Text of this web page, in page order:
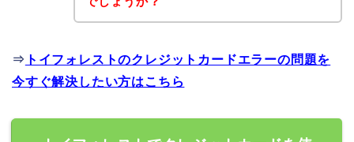
⇒ トイフォレストのクレジットカードエラーの問題を
今すぐ解決したい方はこちら